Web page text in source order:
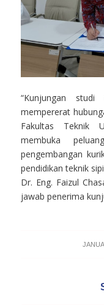
“Kunjungan
mempererat
Fakultas Teknik
membuka
pengembangan
pendidikan teknik
Dr. Eng. Faizul
jawab penerima